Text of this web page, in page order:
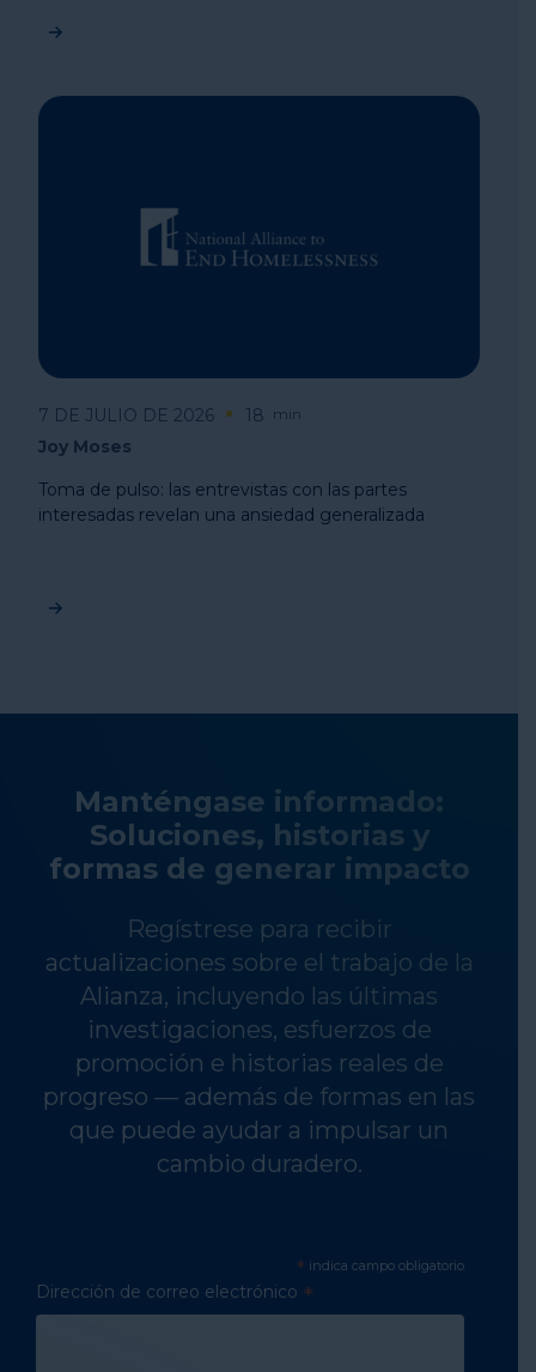
7 DE JULIO DE 2026 18 min
Joy Moses
Toma de pulso: las entrevistas con las partes
interesadas revelan una ansiedad generalizada
Manténgase informado:
Soluciones, historias y
formas de generar impacto
Regístrese para recibir
actualizaciones sobre el trabajo de la
Alianza, incluyendo las últimas
investigaciones, esfuerzos de
promoción e historias reales de
progreso — además de formas en las
que puede ayudar a impulsar un
cambio duradero.
* indica campo obligatorio
Dirección de correo electrónico *